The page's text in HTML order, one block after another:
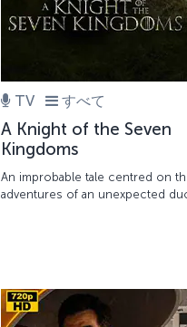
TV すべて
A Knight of the Seven
Kingdoms
An improbable tale centred on
adventures of an unexpected